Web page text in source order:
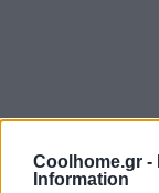
Coolhome.gr -
Information